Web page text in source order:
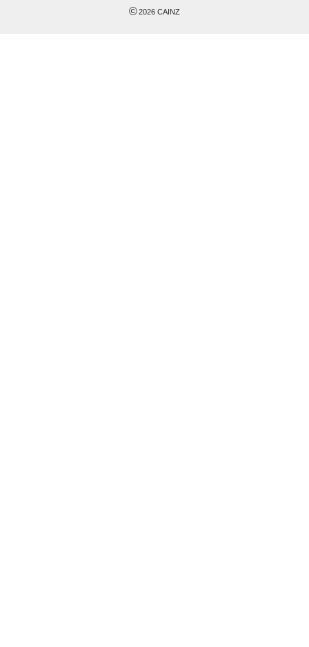
©2026 CAINZ